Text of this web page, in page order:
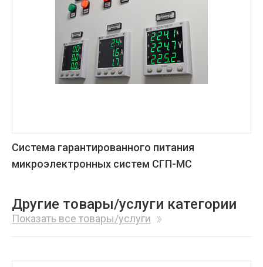
Система гарантированного питания
микроэлектронных систем СГП-МС
Другие товары/услуги категории
Показать все товары/услуги